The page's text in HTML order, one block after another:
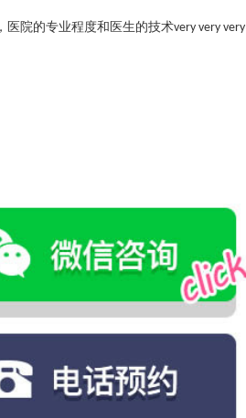
医院的专业程度和医生的技术very very very